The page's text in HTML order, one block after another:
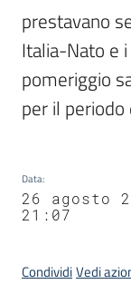
comunicazione
Seguici
su
prestavano
Italia-Nato e
pomeriggio
per il
Data:
26 agosto
21:07
CondividiVedi